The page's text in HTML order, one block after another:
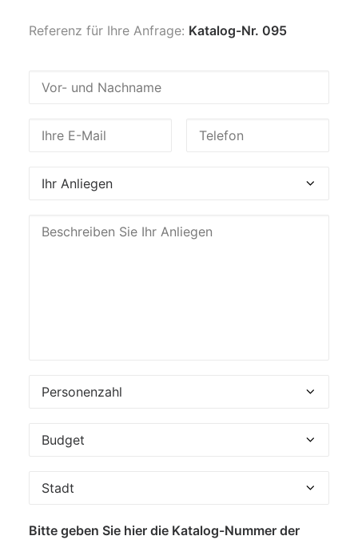
Referenz für Ihre Anfrage: Katalog-Nr. 095
Bitte geben Sie hier die Katalog-Nummer der